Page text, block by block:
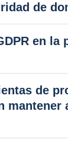
de
en la
de
mantener